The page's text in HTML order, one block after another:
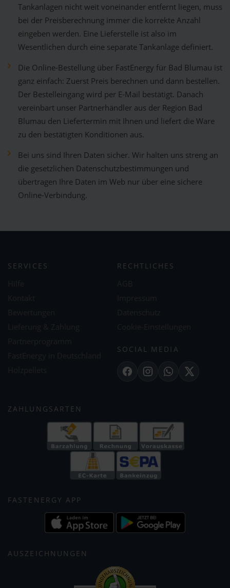
Tankanlagen nicht weit voneinander entfernt liegen, muss
bei der Preisberechnung immer die korrekte Anzahl
eingeben werden. Eine Lieferstelle ist also im
Wesentlichen durch eine separate Tankanlage definiert.
Die Online-Bestellung über FastEnergy für Bad Blumau ist
ganz einfach: Zuerst Preis berechnen und dann bestellen.
Der Bestelleingang wird per E-Mail bestätigt. Danach
vereinbart unser Partnerhändler aus der Region Bad
Blumau den Liefertermin mit Ihnen und liefert die Ware
zu den bestätigten Konditionen aus.
Bei uns sind Ihren Daten sicher. Wir halten uns streng an
die gesetzlichen Datenschutzbestimmungen und
übertragen Ihre Daten im Web nur über eine sichere
Online-Verbindung.
SERVICES RECHTLICHES
SOCIAL MEDIA
FacebookInstagramWhatsApp
X
ZAHLUNGSARTEN
FASTENERGY APP
AUSZEICHNUNGEN